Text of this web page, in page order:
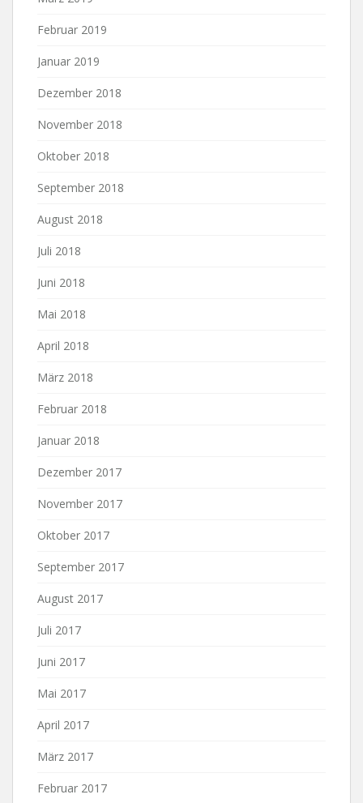
Februar 2019
Januar 2019
Dezember 2018
November 2018
Oktober 2018
September 2018
August 2018
Juli 2018
Juni 2018
Mai 2018
April 2018
März 2018
Februar 2018
Januar 2018
Dezember 2017
November 2017
Oktober 2017
September 2017
August 2017
Juli 2017
Juni 2017
Mai 2017
April 2017
März 2017
Februar 2017